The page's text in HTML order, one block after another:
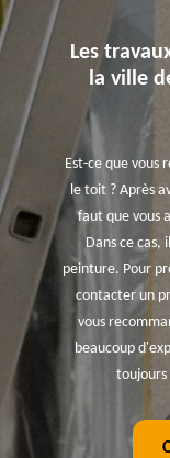
Les
la ville
Est-ce que vous
le toit ? Après
faut que vous
Dans ce cas,
peinture. Pour
contacter un
vous
beaucoup
toujours